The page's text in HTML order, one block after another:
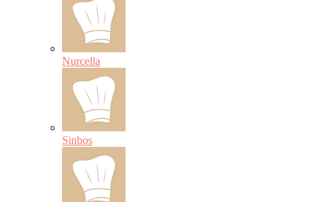
Nurcella
Sinbos